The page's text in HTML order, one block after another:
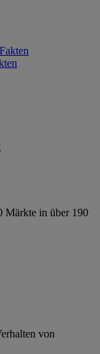
Märkte in über 190
von